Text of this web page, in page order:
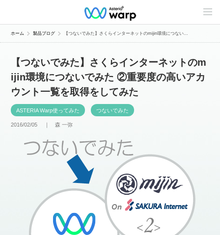
C
n
e
ホーム 製品ブログ 【つないでみた】さくらインターネットのmijin環境につない...
【つないでみた】さくらインターネットのm
ijin環境につないでみた ②重要度の高いアカ
ウント一覧を取得をしてみた
ASTERIA Warp使ってみた つないでみた
2016/02/05 ｜森 一弥